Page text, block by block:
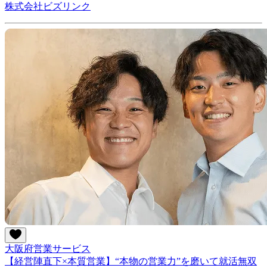
株式会社ビズリンク
大阪府営業サービス
【経営陣直下×本質営業】“本物の営業力”を磨いて就活無双